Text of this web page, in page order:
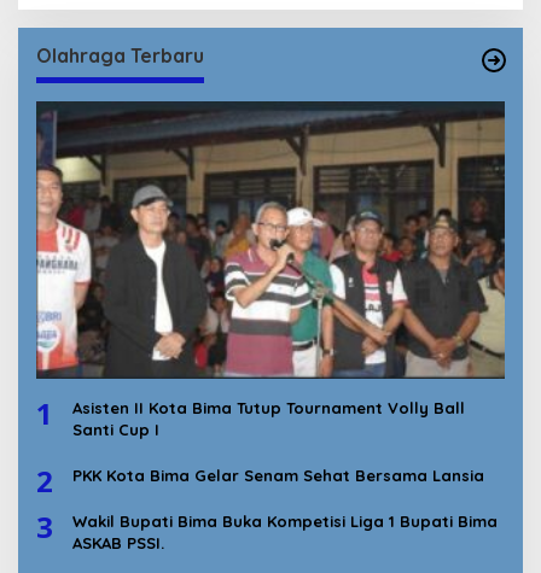
Olahraga Terbaru
1
Asisten II Kota Bima Tutup Tournament Volly Ball
Santi Cup I
2 PKK Kota Bima Gelar Senam Sehat Bersama Lansia
3
Wakil Bupati Bima Buka Kompetisi Liga 1 Bupati Bima
ASKAB PSSI.